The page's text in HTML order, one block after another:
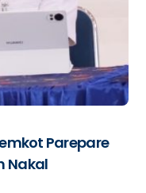
Parepare
Nakal